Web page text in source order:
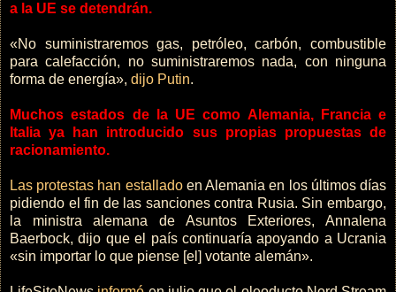
a la UE se detendrán.
«No suministraremos gas, petróleo, carbón, combustible
para calefacción, no suministraremos nada, con ninguna
forma de energía», dijo Putin.
Muchos estados de la UE como Alemania, Francia e
Italia ya han introducido sus propias propuestas de
racionamiento.
Las protestas han estalladoen Alemania en los últimos días
pidiendo el fin de las sanciones contra Rusia. Sin embargo,
la ministra alemana de Asuntos Exteriores, Annalena
Baerbock, dijo que el país continuaría apoyando a Ucrania
«sin importar lo que piense [el] votante alemán».